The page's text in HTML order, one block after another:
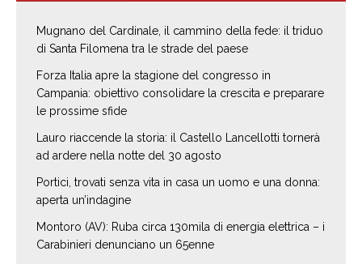
Mugnano del Cardinale, il cammino della fede: il triduo
di Santa Filomena tra le strade del paese
Forza Italia apre la stagione del congresso in
Campania: obiettivo consolidare la crescita e preparare
le prossime sfide
Lauro riaccende la storia: il Castello Lancellotti tornerà
ad ardere nella notte del 30 agosto
Portici, trovati senza vita in casa un uomo e una donna:
aperta un’indagine
Montoro (AV): Ruba circa 130mila di energia elettrica – i
Carabinieri denunciano un 65enne